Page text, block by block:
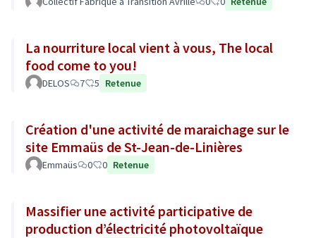
La nourriture local vient à vous, The local
food come to you!
DELOS 7 5 Retenue
Création d'une activité de maraichage sur le
site Emmaüs de St-Jean-de-Linières
Emmaüs 0 0 Retenue
Massifier une activité participative de
production d’électricité photovoltaïque